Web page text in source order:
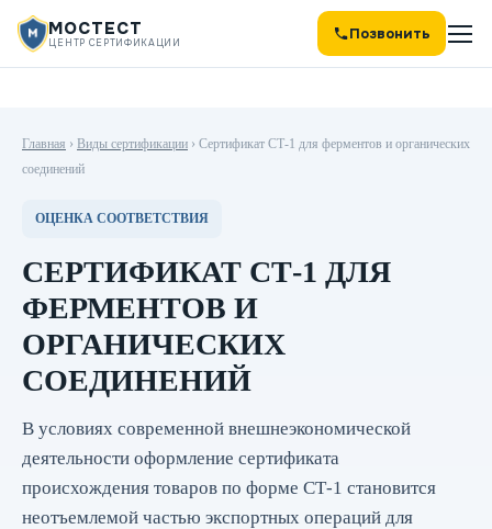
МОСТЕСТ
ЦЕНТР СЕРТИФИКАЦИИ Позвонить
Главная › Виды сертификации › Сертификат СТ-1 для ферментов и органических
соединений
ОЦЕНКА СООТВЕТСТВИЯ
СЕРТИФИКАТ СТ-1 ДЛЯ
ФЕРМЕНТОВ И
ОРГАНИЧЕСКИХ
СОЕДИНЕНИЙ
В условиях современной внешнеэкономической
деятельности оформление сертификата
происхождения товаров по форме СТ-1 становится
неотъемлемой частью экспортных операций для